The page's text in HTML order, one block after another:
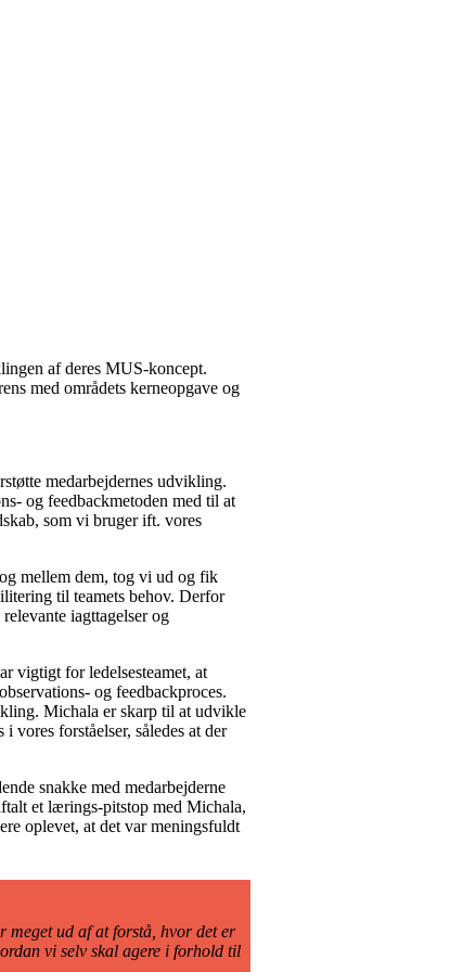
af deres MUS-koncept.
med områdets kerneopgave og
medarbejdernes udvikling.
og feedbackmetoden med til at
som vi bruger ift. vores
mellem dem, tog vi ud og fik
til teamets behov. Derfor
iagttagelser og
vigtigt for ledelsesteamet, at
og feedbackproces.
Michala er skarp til at udvikle
vores forståelser, således at der
snakke med medarbejderne
et lærings-pitstop med Michala,
oplevet, at det var meningsfuldt
ud af at forstå, hvor det er
vi selv skal agere i forhold til